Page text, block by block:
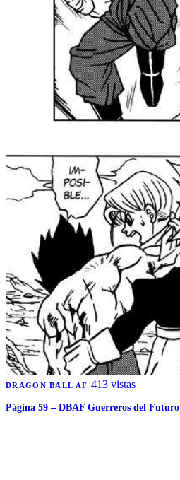
DRAGON BALL AF 413 vistas
Página 59 – DBAF Guerreros del Futuro